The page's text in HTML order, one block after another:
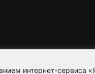
интернет-сервиса